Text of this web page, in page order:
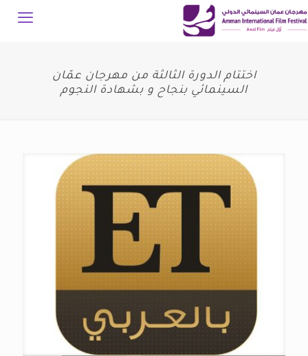
اختتام الدورة الثالثة من مهرجان عمّان
السينمائي بنجاح و بشهادة النجوم